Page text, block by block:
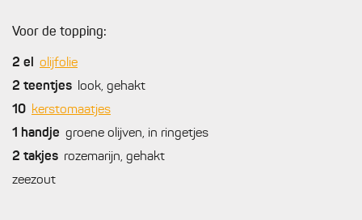
Voor de topping:
2 el
olijfolie
2 teentjes
look, gehakt
10 kerstomaatjes
1 handje groene olijven, in ringetjes
2 takjes rozemarijn, gehakt
zeezout